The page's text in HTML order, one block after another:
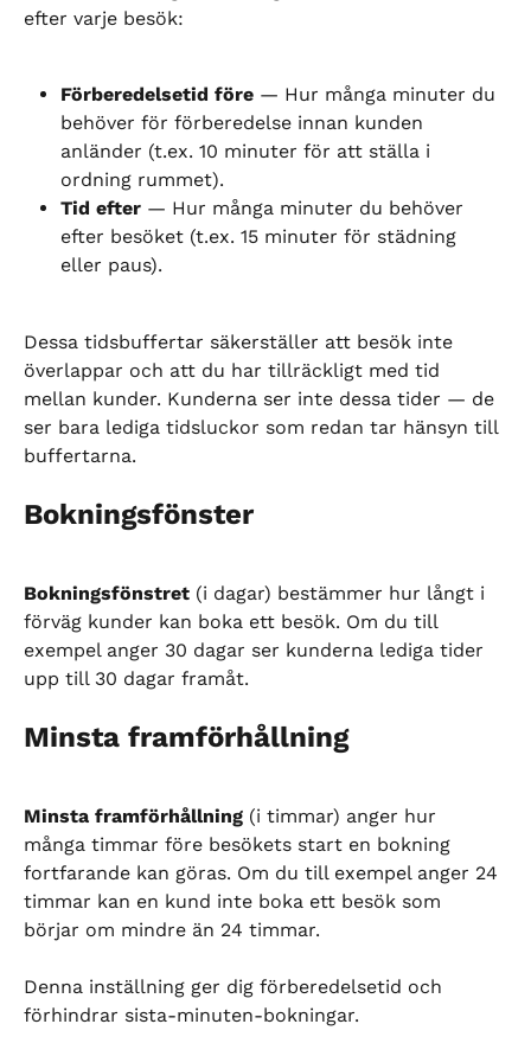
efter varje besök:
Förberedelsetid före — Hur många minuter du
behöver för förberedelse innan kunden
anländer (t.ex. 10 minuter för att ställa i
ordning rummet).
Tid efter — Hur många minuter du behöver
efter besöket (t.ex. 15 minuter för städning
eller paus).
Dessa tidsbuffertar säkerställer att besök inte
överlappar och att du har tillräckligt med tid
mellan kunder. Kunderna ser inte dessa tider — de
ser bara lediga tidsluckor som redan tar hänsyn till
buffertarna.
Bokningsfönster
Bokningsfönstret (i dagar) bestämmer hur långt i
förväg kunder kan boka ett besök. Om du till
exempel anger 30 dagar ser kunderna lediga tider
upp till 30 dagar framåt.
Minsta framförhållning
Minsta framförhållning (i timmar) anger hur
många timmar före besökets start en bokning
fortfarande kan göras. Om du till exempel anger 24
timmar kan en kund inte boka ett besök som
börjar om mindre än 24 timmar.
Denna inställning ger dig förberedelsetid och
förhindrar sista-minuten-bokningar.